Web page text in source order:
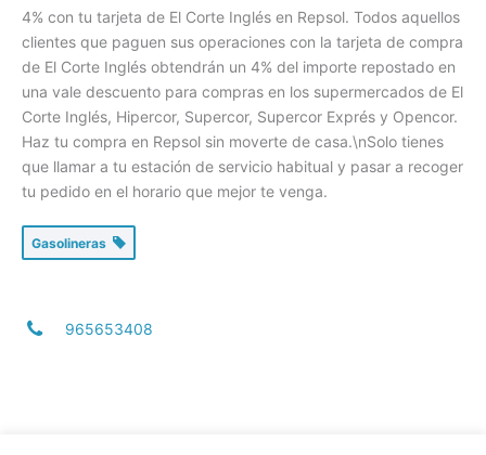
4% con tu tarjeta de El Corte Inglés en Repsol. Todos aquellos
clientes que paguen sus operaciones con la tarjeta de compra
de El Corte Inglés obtendrán un 4% del importe repostado en
una vale descuento para compras en los supermercados de El
Corte Inglés, Hipercor, Supercor, Supercor Exprés y Opencor.
Haz tu compra en Repsol sin moverte de casa.\nSolo tienes
que llamar a tu estación de servicio habitual y pasar a recoger
tu pedido en el horario que mejor te venga.
Gasolineras
965653408